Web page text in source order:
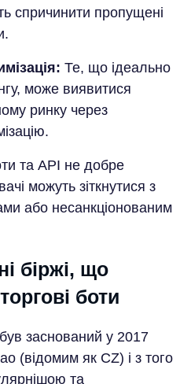
спричинити пропущені
Те, що ідеально
може виявитися
ринку через
та API не добре
можуть зіткнутися з
або несанкціонованим
біржі, що
боти
заснований у 2017
(відомим як CZ) і з того
та